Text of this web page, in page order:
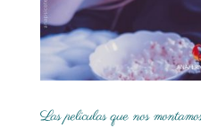
Las películas que nos